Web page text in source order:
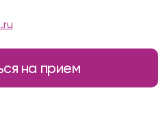
на прием